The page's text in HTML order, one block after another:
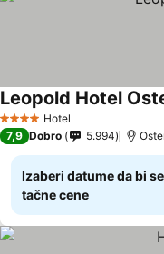
4 ZvezdiceHotel
Leopold Hotel
7,9 Dobro 5.994
Izaberi datume da bi
tačne cene